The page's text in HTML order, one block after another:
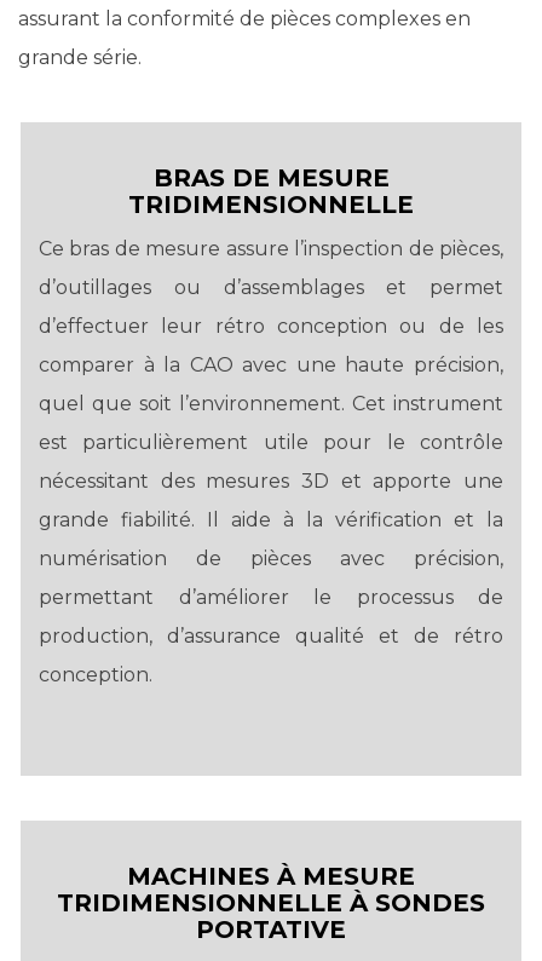
assurant la conformité de pièces complexes en
grande série.
BRAS DE MESURE
TRIDIMENSIONNELLE
Ce bras de mesure assure l’inspection de pièces,
d’outillages ou d’assemblages et permet
d’effectuer leur rétro conception ou de les
comparer à la CAO avec une haute précision,
quel que soit l’environnement. Cet instrument
est particulièrement utile pour le contrôle
nécessitant des mesures 3D et apporte une
grande fiabilité. Il aide à la vérification et la
numérisation de pièces avec précision,
permettant d’améliorer le processus de
production, d’assurance qualité et de rétro
conception.
MACHINES À MESURE
TRIDIMENSIONNELLE À SONDES
PORTATIVE